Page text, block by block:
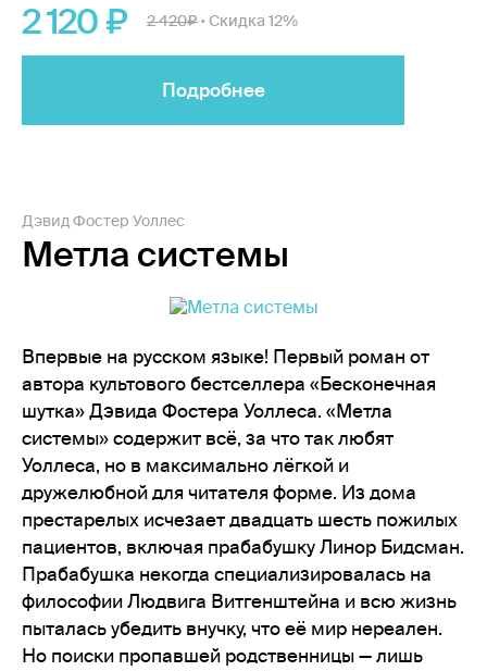
2 120 2 420 • Скидка 12%
Подробнее
Дэвид Фостер Уоллес
Метла системы
Впервые на русском языке! Первый роман от
автора культового бестселлера «Бесконечная
шутка» Дэвида Фостера Уоллеса. «Метла
системы» содержит всё, за что так любят
Уоллеса, но в максимально лёгкой и
дружелюбной для читателя форме. Из дома
престарелых исчезает двадцать шесть пожилых
пациентов, включая прабабушку Линор Бидсман.
Прабабушка некогда специализировалась на
философии Людвига Витгенштейна и всю жизнь
пыталась убедить внучку, что её мир нереален.
Но поиски пропавшей родственницы — лишь